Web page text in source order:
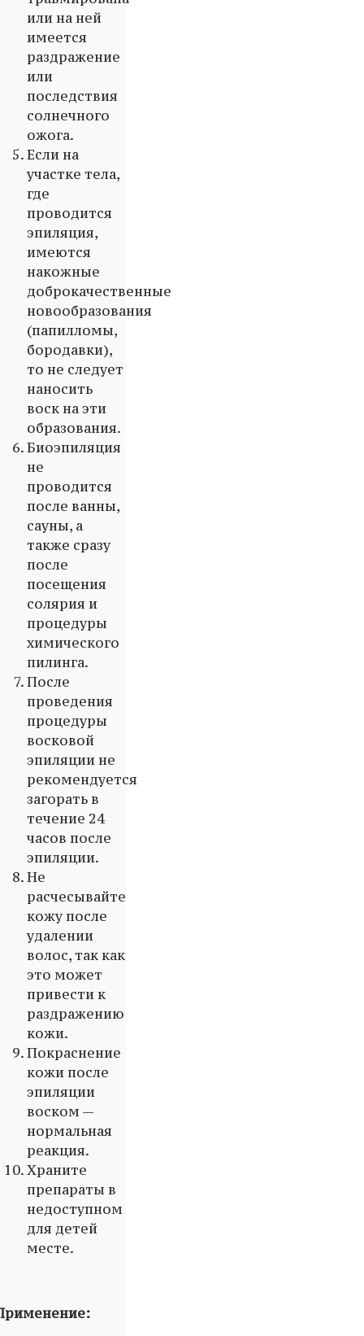
или на ней
имеется
раздражение
или
последствия
солнечного
ожога.
Если на
участке тела,
где
проводится
эпиляция,
имеются
накожные
доброкачественные
новообразования
(папилломы,
бородавки),
то не следует
наносить
воск на эти
образования.
Биоэпиляция
не
проводится
после ванны,
сауны, а
также сразу
после
посещения
солярия и
процедуры
химического
пилинга.
После
проведения
процедуры
восковой
эпиляции не
рекомендуется
загорать в
течение 24
часов после
эпиляции.
Не
расчесывайте
кожу после
удалении
волос, так как
это может
привести к
раздражению
кожи.
Покраснение
кожи после
эпиляции
воском —
нормальная
реакция.
Храните
препараты в
недоступном
для детей
месте.